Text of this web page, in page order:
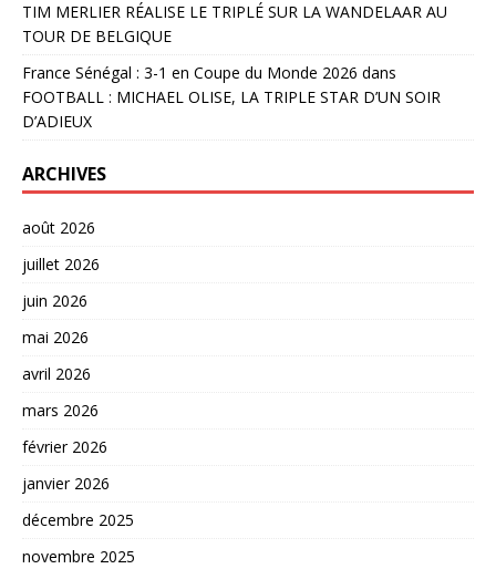
TIM MERLIER RÉALISE LE TRIPLÉ SUR LA WANDELAAR AU
TOUR DE BELGIQUE
France Sénégal : 3-1 en Coupe du Monde 2026 dans
FOOTBALL : MICHAEL OLISE, LA TRIPLE STAR D’UN SOIR
D’ADIEUX
ARCHIVES
août 2026
juillet 2026
juin 2026
mai 2026
avril 2026
mars 2026
février 2026
janvier 2026
décembre 2025
novembre 2025